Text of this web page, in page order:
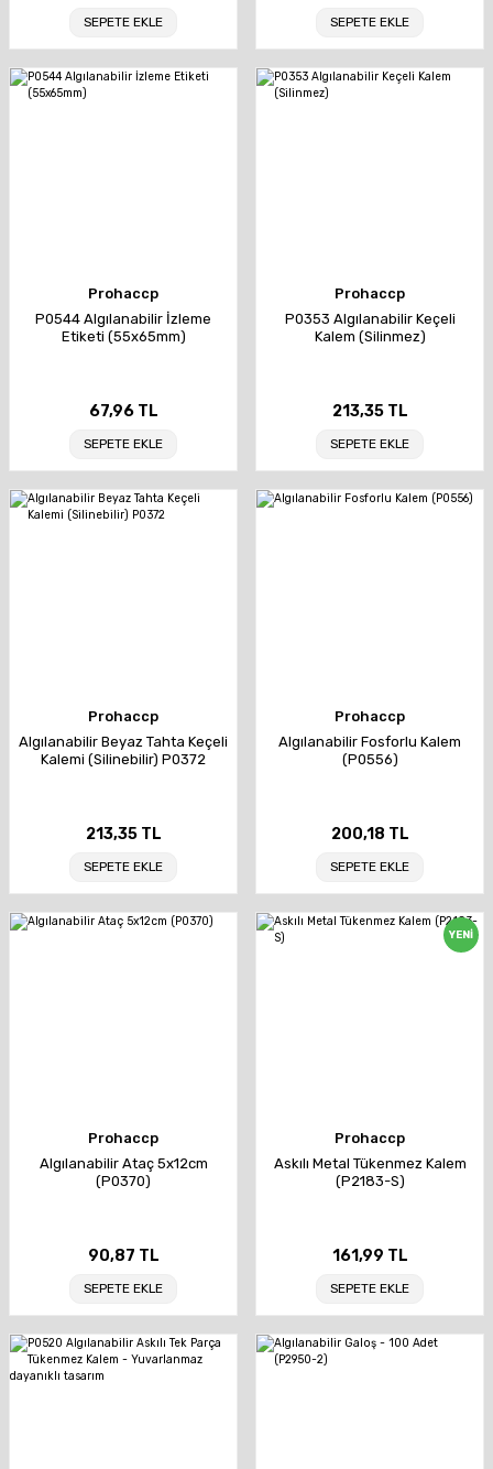
SEPETE EKLE SEPETE EKLE
Prohaccp
P0544 Algılanabilir İzleme
Etiketi (55x65mm)
67,96 TL
SEPETE EKLE
Prohaccp
P0353 Algılanabilir Keçeli
Kalem (Silinmez)
213,35 TL
SEPETE EKLE
Prohaccp
Algılanabilir Beyaz Tahta Keçeli
Kalemi (Silinebilir) P0372
213,35 TL
SEPETE EKLE
Prohaccp
Algılanabilir Fosforlu Kalem
(P0556)
200,18 TL
SEPETE EKLE
Prohaccp
Algılanabilir Ataç 5x12cm
(P0370)
90,87 TL
SEPETE EKLE
Prohaccp
Askılı Metal Tükenmez Kalem
(P2183-S)
161,99 TL
SEPETE EKLE
YENİ